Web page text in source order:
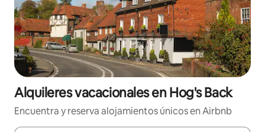
Alquileres vacacionales en Hog's Back
Encuentra y reserva alojamientos únicos en Airbnb